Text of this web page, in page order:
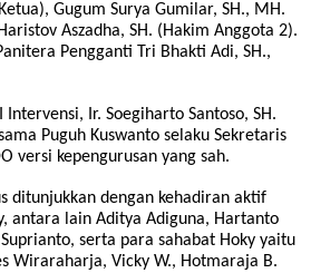
Gugum Surya Gumilar, SH., MH.
Aszadha, SH. (Hakim Anggota 2).
Pengganti Tri Bhakti Adi, SH.,
Ir. Soegiharto Santoso, SH.
Puguh Kuswanto selaku Sekretaris
versi kepengurusan yang sah.
ditunjukkan dengan kehadiran aktif
antara lain Aditya Adiguna, Hartanto
serta para sahabat Hoky yaitu
Wiraraharja, Vicky W., Hotmaraja B.